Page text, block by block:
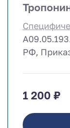
РФ,
1 200 ₽